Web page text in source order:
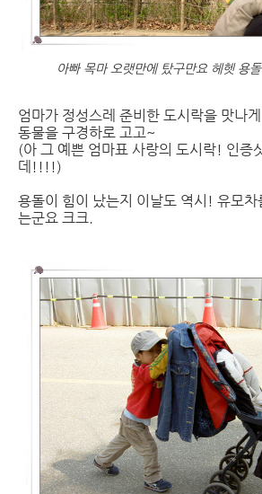
아빠 목마 오랫만에 탔구만요 헤헷 용
엄마가 정성스레 준비한 도시락을 맛나
동물을 구경하로 고고~
(아 그 예쁜 엄마표 사랑의 도시락! 인증
데!!!!)
용돌이 힘이 났는지 이날도 역시! 유모차
는군요 크크.